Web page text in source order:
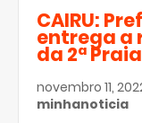
CAIRU:
entrega a
da 2ª
novembro 11,
minhanoticia